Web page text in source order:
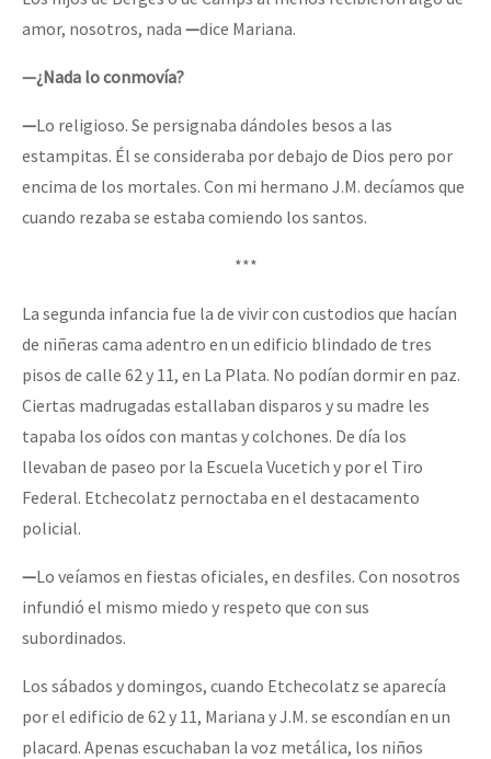
amor, nosotros, nada —dice Mariana.
—¿Nada lo conmovía?
—Lo religioso. Se persignaba dándoles besos a las
estampitas. Él se consideraba por debajo de Dios pero por
encima de los mortales. Con mi hermano J.M. decíamos que
cuando rezaba se estaba comiendo los santos.
***
La segunda infancia fue la de vivir con custodios que hacían
de niñeras cama adentro en un edificio blindado de tres
pisos de calle 62 y 11, en La Plata. No podían dormir en paz.
Ciertas madrugadas estallaban disparos y su madre les
tapaba los oídos con mantas y colchones. De día los
llevaban de paseo por la Escuela Vucetich y por el Tiro
Federal. Etchecolatz pernoctaba en el destacamento
policial.
—Lo veíamos en fiestas oficiales, en desfiles. Con nosotros
infundió el mismo miedo y respeto que con sus
subordinados.
Los sábados y domingos, cuando Etchecolatz se aparecía
por el edificio de 62 y 11, Mariana y J.M. se escondían en un
placard. Apenas escuchaban la voz metálica, los niños